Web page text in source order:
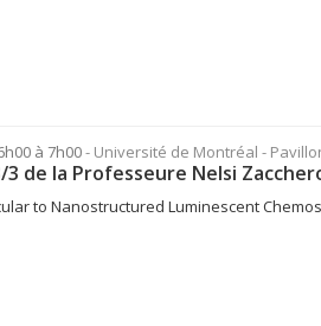
à 7h00- Université de Montréal -
de la Professeure Nelsi
to Nanostructured Luminescent